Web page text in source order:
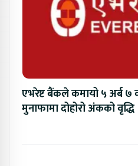
एभरेष्ट बैंकले कमायो ५ अर्ब ७
मुनाफामा दोहोरो अंकको वृद्धि